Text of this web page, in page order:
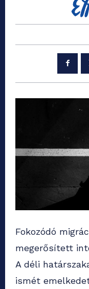
Fokozódó
megerősített
A déli
ismét